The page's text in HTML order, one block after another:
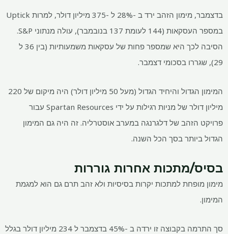
בדצמבר, מימון הזהב ירד ב -28% ל -375 מיליון דולר, למרות Uptick
במספר העסקאות (144 לעומת 137 בנובמבר), עולה מנתוני S&P.
הסיבה לכך היא שמספר פחות של עסקאות משמעותיות (בין 36 ל
29), שגררו בסכומי דצמבר.
המימון הגדול והיחיד הגדול (מעל 50 מיליון דולר) היה מיקום של 220
מיליון דולר של מניות רגילות על ידי Spartan Resources עבור
פרויקט הזהב של דלגרנגה במערב אוסטרליה. זה היה גם המימון
הגדול ביותר בסך הכל השנה.
בסיס/מתכות אחרות גוררות
מימון מופחת למתכות יקרות בסיסיות ולא זהב תרם גם הוא למגמת
המימון.
סך התרמה בקבוצה זו ירדה ב -45% בדצמבר ל 234 מיליון דולר בגלל